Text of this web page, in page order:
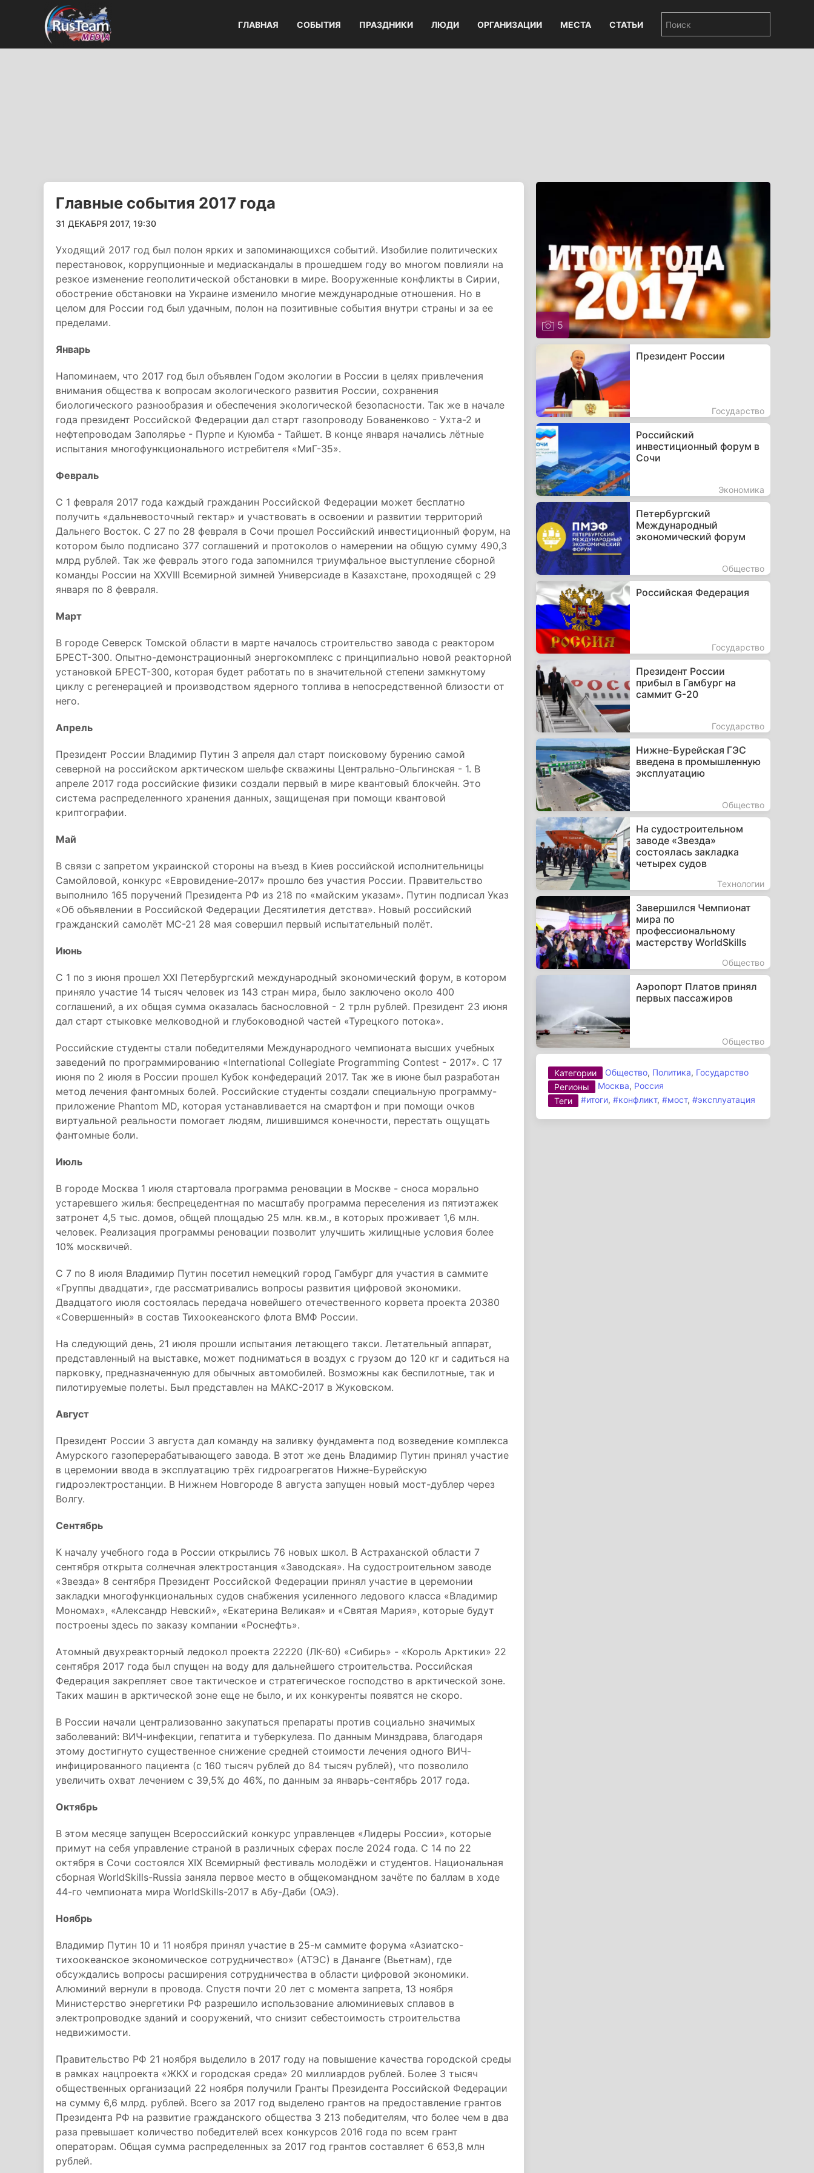
ГЛАВНАЯ СОБЫТИЯ ПРАЗДНИКИ ЛЮДИ ОРГАНИЗАЦИИ МЕСТА СТАТЬИ
Главные события 2017 года
31 ДЕКАБРЯ 2017, 19:30
Уходящий 2017 год был полон ярких и запоминающихся событий. Изобилие политических
перестановок, коррупционные и медиаскандалы в прошедшем году во многом повлияли на
резкое изменение геополитической обстановки в мире. Вооруженные конфликты в Сирии,
обострение обстановки на Украине изменило многие международные отношения. Но в
целом для России год был удачным, полон на позитивные события внутри страны и за ее
пределами.
Январь
Напоминаем, что 2017 год был объявлен Годом экологии в России в целях привлечения
внимания общества к вопросам экологического развития России, сохранения
биологического разнообразия и обеспечения экологической безопасности. Так же в начале
года президент Российской Федерации дал старт газопроводу Бованенково - Ухта-2 и
нефтепроводам Заполярье - Пурпе и Куюмба - Тайшет. В конце января начались лётные
испытания многофункционального истребителя «МиГ-35».
Февраль
С 1 февраля 2017 года каждый гражданин Российской Федерации может бесплатно
получить «дальневосточный гектар» и участвовать в освоении и развитии территорий
Дальнего Восток. С 27 по 28 февраля в Сочи прошел Российский инвестиционный форум, на
котором было подписано 377 соглашений и протоколов о намерении на общую сумму 490,3
млрд рублей. Так же февраль этого года запомнился триумфальное выступление сборной
команды России на XXVIII Всемирной зимней Универсиаде в Казахстане, проходящей с 29
января по 8 февраля.
Март
В городе Северск Томской области в марте началось строительство завода с реактором
БРЕСТ-300. Опытно-демонстрационный энергокомплекс с принципиально новой реакторной
установкой БРЕСТ-300, которая будет работать по в значительной степени замкнутому
циклу с регенерацией и производством ядерного топлива в непосредственной близости от
него.
Апрель
Президент России Владимир Путин 3 апреля дал старт поисковому бурению самой
северной на российском арктическом шельфе скважины Центрально-Ольгинская - 1. В
апреле 2017 года российские физики создали первый в мире квантовый блокчейн. Это
система распределенного хранения данных, защищеная при помощи квантовой
криптографии.
Май
В связи с запретом украинской стороны на въезд в Киев российской исполнительницы
Самойловой, конкурс «Евровидение-2017» прошло без участия России. Правительство
выполнило 165 поручений Президента РФ из 218 по «майским указам». Путин подписал Указ
«Об объявлении в Российской Федерации Десятилетия детства». Новый российский
гражданский самолёт МС-21 28 мая совершил первый испытательный полёт.
Июнь
С 1 по з июня прошел XXI Петербургский международный экономический форум, в котором
приняло участие 14 тысяч человек из 143 стран мира, было заключено около 400
соглашений, а их общая сумма оказалась баснословной - 2 трлн рублей. Президент 23 июня
дал старт стыковке мелководной и глубоководной частей «Турецкого потока».
Российские студенты стали победителями Международного чемпионата высших учебных
заведений по программированию «International Collegiate Programming Contest - 2017». С 17
июня по 2 июля в России прошел Кубок конфедераций 2017. Так же в июне был разработан
метод лечения фантомных болей. Российские студенты создали специальную программу-
приложение Phantom MD, которая устанавливается на смартфон и при помощи очков
виртуальной реальности помогает людям, лишившимся конечности, перестать ощущать
фантомные боли.
Июль
В городе Москва 1 июля стартовала программа реновации в Москве - сноса морально
устаревшего жилья: беспрецедентная по масштабу программа переселения из пятиэтажек
затронет 4,5 тыс. домов, общей площадью 25 млн. кв.м., в которых проживает 1,6 млн.
человек. Реализация программы реновации позволит улучшить жилищные условия более
10% москвичей.
С 7 по 8 июля Владимир Путин посетил немецкий город Гамбург для участия в саммите
«Группы двадцати», где рассматривались вопросы развития цифровой экономики.
Двадцатого июля состоялась передача новейшего отечественного корвета проекта 20380
«Совершенный» в состав Тихоокеанского флота ВМФ России.
На следующий день, 21 июля прошли испытания летающего такси. Летательный аппарат,
представленный на выставке, может подниматься в воздух с грузом до 120 кг и садиться на
парковку, предназначенную для обычных автомобилей. Возможны как беспилотные, так и
пилотируемые полеты. Был представлен на МАКС-2017 в Жуковском.
Август
Президент России 3 августа дал команду на заливку фундамента под возведение комплекса
Амурского газоперерабатывающего завода. В этот же день Владимир Путин принял участие
в церемонии ввода в эксплуатацию трёх гидроагрегатов Нижне-Бурейскую
гидроэлектростанции. В Нижнем Новгороде 8 августа запущен новый мост-дублер через
Волгу.
Сентябрь
К началу учебного года в России открылись 76 новых школ. В Астраханской области 7
сентября открыта солнечная электростанция «Заводская». На судостроительном заводе
«Звезда» 8 сентября Президент Российской Федерации принял участие в церемонии
закладки многофункциональных судов снабжения усиленного ледового класса «Владимир
Мономах», «Александр Невский», «Екатерина Великая» и «Святая Мария», которые будут
построены здесь по заказу компании «Роснефть».
Атомный двухреакторный ледокол проекта 22220 (ЛК-60) «Сибирь» - «Король Арктики» 22
сентября 2017 года был спущен на воду для дальнейшего строительства. Российская
Федерация закрепляет свое тактическое и стратегическое господство в арктической зоне.
Таких машин в арктической зоне еще не было, и их конкуренты появятся не скоро.
В России начали централизованно закупаться препараты против социально значимых
заболеваний: ВИЧ-инфекции, гепатита и туберкулеза. По данным Минздрава, благодаря
этому достигнуто существенное снижение средней стоимости лечения одного ВИЧ-
инфицированного пациента (с 160 тысяч рублей до 84 тысяч рублей), что позволило
увеличить охват лечением с 39,5% до 46%, по данным за январь-сентябрь 2017 года.
Октябрь
В этом месяце запущен Всероссийский конкурс управленцев «Лидеры России», которые
примут на себя управление страной в различных сферах после 2024 года. С 14 по 22
октября в Сочи состоялся XIX Всемирный фестиваль молодёжи и студентов. Национальная
сборная WorldSkills-Russia заняла первое место в общекомандном зачёте по баллам в ходе
44-го чемпионата мира WorldSkills-2017 в Абу-Даби (ОАЭ).
Ноябрь
Владимир Путин 10 и 11 ноября принял участие в 25-м саммите форума «Азиатско-
тихоокеанское экономическое сотрудничество» (АТЭС) в Дананге (Вьетнам), где
обсуждались вопросы расширения сотрудничества в области цифровой экономики.
Алюминий вернули в провода. Спустя почти 20 лет с момента запрета, 13 ноября
Министерство энергетики РФ разрешило использование алюминиевых сплавов в
электропроводке зданий и сооружений, что снизит себестоимость строительства
недвижимости.
Правительство РФ 21 ноября выделило в 2017 году на повышение качества городской среды
в рамках нацпроекта «ЖКХ и городская среда» 20 миллиардов рублей. Более 3 тысяч
общественных организаций 22 ноября получили Гранты Президента Российской Федерации
на сумму 6,6 млрд. рублей. Всего за 2017 год выделено грантов на предоставление грантов
Президента РФ на развитие гражданского общества 3 213 победителям, что более чем в два
раза превышает количество победителей всех конкурсов 2016 года по всем грант
операторам. Общая сумма распределенных за 2017 год грантов составляет 6 653,8 млн
рублей.
5
Президент России
Государство
Российский
инвестиционный форум в
Сочи
Экономика
Петербургский
Международный
экономический форум
Общество
Российская Федерация
Государство
Президент России
прибыл в Гамбург на
саммит G-20
Государство
Нижне-Бурейская ГЭС
введена в промышленную
эксплуатацию
Общество
На судостроительном
заводе «Звезда»
состоялась закладка
четырех судов
Технологии
Завершился Чемпионат
мира по
профессиональному
мастерству WorldSkills
Общество
Аэропорт Платов принял
первых пассажиров
Общество
Категории Общество, Политика, Государство
Регионы
Москва, Россия
Теги
#итоги,#конфликт,#мост,#эксплуатация